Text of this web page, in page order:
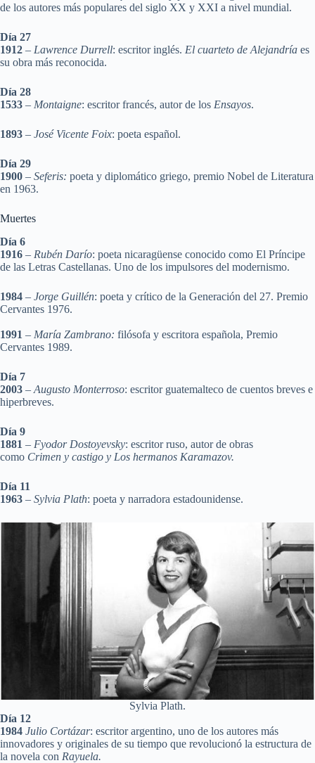
de los autores más populares del siglo XX y XXI a nivel mundial.
Día 27
1912 – Lawrence Durrell: escritor inglés. El cuarteto de Alejandría es
su obra más reconocida.
Día 28
1533 – Montaigne: escritor francés, autor de los Ensayos.
1893 – José Vicente Foix: poeta español.
Día 29
1900 – Seferis: poeta y diplomático griego, premio Nobel de Literatura
en 1963.
Muertes
Día 6
1916 – Rubén Darío: poeta nicaragüense conocido como El Príncipe
de las Letras Castellanas. Uno de los impulsores del modernismo.
1984 – Jorge Guillén: poeta y crítico de la Generación del 27. Premio
Cervantes 1976.
1991 – María Zambrano: filósofa y escritora española, Premio
Cervantes 1989.
Día 7
2003 – Augusto Monterroso: escritor guatemalteco de cuentos breves e
hiperbreves.
Día 9
1881 – Fyodor Dostoyevsky: escritor ruso, autor de obras
como Crimen y castigo y Los hermanos Karamazov.
Día 11
1963 – Sylvia Plath: poeta y narradora estadounidense.
Sylvia Plath.
Día 12
1984 Julio Cortázar: escritor argentino, uno de los autores más
innovadores y originales de su tiempo que revolucionó la estructura de
la novela con Rayuela.